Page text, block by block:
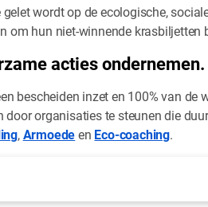
wordt op de ecologische,
om hun niet-winnende krasbiljetten
acties ondernemen.
bescheiden inzet en 100% van de
organisaties te steunen die
,Armoedeen Eco-coaching.